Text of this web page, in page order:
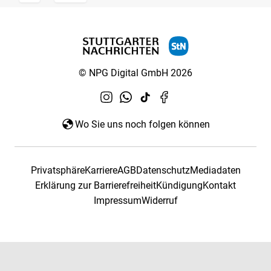
© NPG Digital GmbH 2026
Wo Sie uns noch folgen können
PrivatsphäreKarriereAGBDatenschutzMediadaten
Erklärung zur BarrierefreiheitKündigungKontakt
ImpressumWiderruf